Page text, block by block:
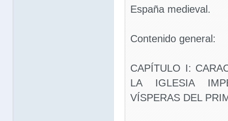
España medieval.
Contenido general:
CAPÍTULO I:
LA IGLESIA
VÍSPERAS DEL